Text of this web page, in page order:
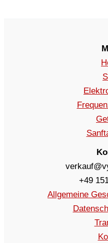
+49
Allgemeine